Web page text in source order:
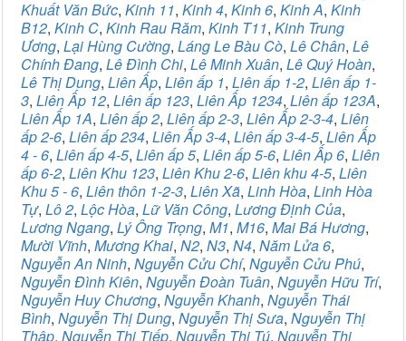
Khuất Văn Bức, Kinh 11, Kinh 4, Kinh 6, Kinh A, Kinh
B12, Kinh C, Kinh Rau Răm, Kinh T11, Kinh Trung
Ương, Lại Hùng Cường, Láng Le Bàu Cò, Lê Chân, Lê
Chính Đang, Lê Đình Chi, Lê Minh Xuân, Lê Quý Hoàn,
Lê Thị Dung, Liên Ấp, Liên ấp 1, Liên ấp 1-2, Liên ấp 1-
3, Liên Ấp 12, Liên ấp 123, Liên Ấp 1234, Liên ấp 123A,
Liên Ấp 1A, Liên ấp 2, Liên ấp 2-3, Liên Ấp 2-3-4, Liên
ấp 2-6, Liên ấp 234, Liên Ấp 3-4, Liên ấp 3-4-5, Liên Ấp
4 - 6, Liên ấp 4-5, Liên ấp 5, Liên ấp 5-6, Liên Ấp 6, Liên
ấp 6-2, Liên Khu 123, Liên Khu 2-6, Liên khu 4-5, Liên
Khu 5 - 6, Liên thôn 1-2-3, Liên Xã, Linh Hòa, Linh Hòa
Tự, Lô 2, Lộc Hòa, Lữ Văn Công, Lương Định Của,
Lương Ngang, Lý Ông Trọng, M1, M16, Mai Bá Hương,
Mười Vĩnh, Mương Khai, N2, N3, N4, Năm Lửa 6,
Nguyễn An Ninh, Nguyễn Cửu Chí, Nguyễn Cửu Phú,
Nguyễn Đình Kiên, Nguyễn Đoàn Tuân, Nguyễn Hữu Trí,
Nguyễn Huy Chương, Nguyễn Khanh, Nguyễn Thái
Bình, Nguyễn Thị Dung, Nguyễn Thị Sưa, Nguyễn Thị
Thập, Nguyễn Thị Tiếp, Nguyễn Thị Tú, Nguyễn Thị